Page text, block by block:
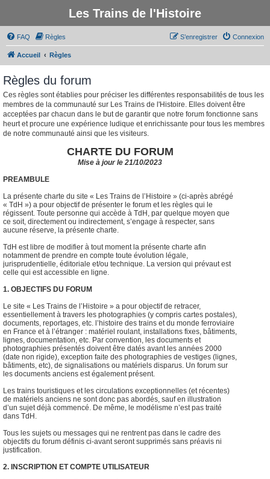
Les Trains de l'Histoire
FAQ Règles Connexion
S’enregistrer
Accueil Règles
Règles du forum
Ces règles sont établies pour préciser les différentes responsabilités de tous les
membres de la communauté sur Les Trains de l'Histoire. Elles doivent être
acceptées par chacun dans le but de garantir que notre forum fonctionne sans
heurt et procure une expérience ludique et enrichissante pour tous les membres
de notre communauté ainsi que les visiteurs.
CHARTE DU FORUM
Mise à jour le 21/10/2023
PREAMBULE
La présente charte du site « Les Trains de l’Histoire » (ci-après abrégé
« TdH ») a pour objectif de présenter le forum et les règles qui le
régissent. Toute personne qui accède à TdH, par quelque moyen que
ce soit, directement ou indirectement, s’engage à respecter, sans
aucune réserve, la présente charte.
TdH est libre de modifier à tout moment la présente charte afin
notamment de prendre en compte toute évolution légale,
jurisprudentielle, éditoriale et/ou technique. La version qui prévaut est
celle qui est accessible en ligne.
1. OBJECTIFS DU FORUM
Le site « Les Trains de l’Histoire » a pour objectif de retracer,
essentiellement à travers les photographies (y compris cartes postales),
documents, reportages, etc. l’histoire des trains et du monde ferroviaire
en France et à l’étranger : matériel roulant, installations fixes, bâtiments,
lignes, documentation, etc. Par convention, les documents et
photographies présentés doivent être datés avant les années 2000
(date non rigide), exception faite des photographies de vestiges (lignes,
bâtiments, etc), de signalisations ou matériels disparus. Un forum sur
les documents anciens est également présent.
Les trains touristiques et les circulations exceptionnelles (et récentes)
de matériels anciens ne sont donc pas abordés, sauf en illustration
d’un sujet déjà commencé. De même, le modélisme n’est pas traité
dans TdH.
Tous les sujets ou messages qui ne rentrent pas dans le cadre des
objectifs du forum définis ci-avant seront supprimés sans préavis ni
justification.
2. INSCRIPTION ET COMPTE UTILISATEUR